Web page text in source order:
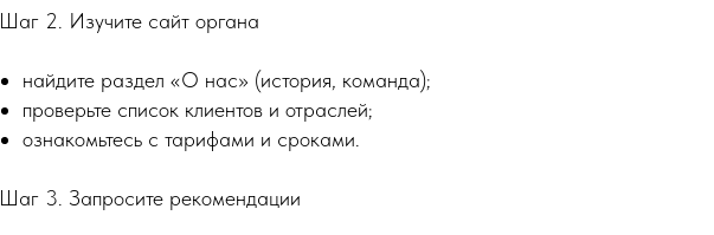
Шаг 2. Изучите сайт органа
найдите раздел «О нас» (история, команда);
проверьте список клиентов и отраслей;
ознакомьтесь с тарифами и сроками.
Шаг 3. Запросите рекомендации